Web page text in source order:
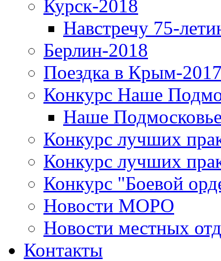
Курск-2018
Навстречу 75-
Берлин-2018
Поездка в Крым-
Конкурс Наше
Наше
Конкурс лучших
Конкурс лучших
Конкурс "Боевой
Новости МОРО
Новости местных
Контакты